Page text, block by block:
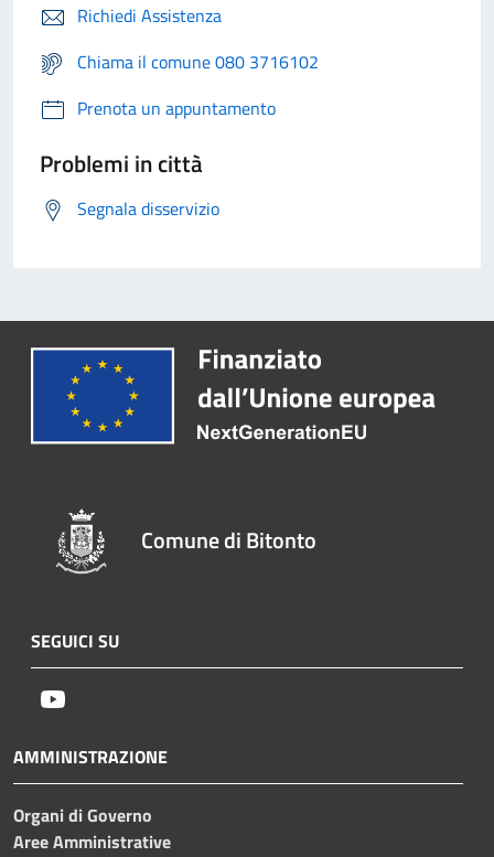
Richiedi Assistenza
Chiama il comune 080 3716102
Prenota un appuntamento
Problemi in città
Segnala disservizio
Comune di Bitonto
SEGUICI SU
AMMINISTRAZIONE
Organi di Governo
Aree Amministrative